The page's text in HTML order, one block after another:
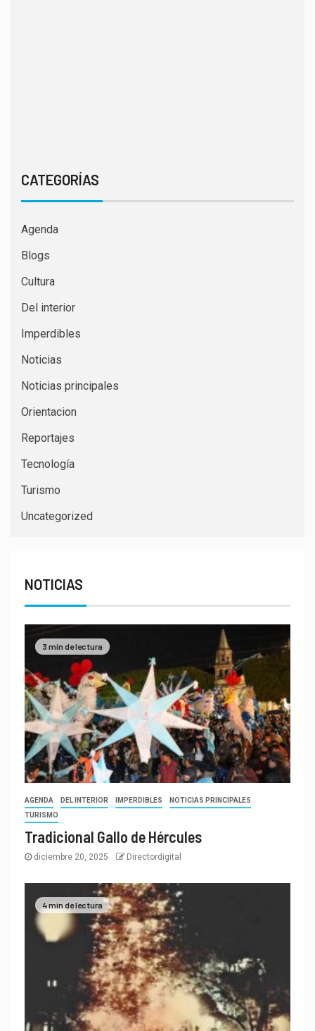
CATEGORÍAS
Agenda
Blogs
Cultura
Del interior
Imperdibles
Noticias
Noticias principales
Orientacion
Reportajes
Tecnología
Turismo
Uncategorized
NOTICIAS
3 min de lectura
AGENDA DEL INTERIOR IMPERDIBLES
NOTICIAS PRINCIPALES
TURISMO
Tradicional Gallo de Hércules
diciembre 20, 2025 Directordigital
4 min de lectura